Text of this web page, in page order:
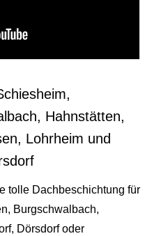
Hahnstätten,
Lohrheim und
tolle Dachbeschichtung für
Burgschwalbach,
Dörsdorf oder